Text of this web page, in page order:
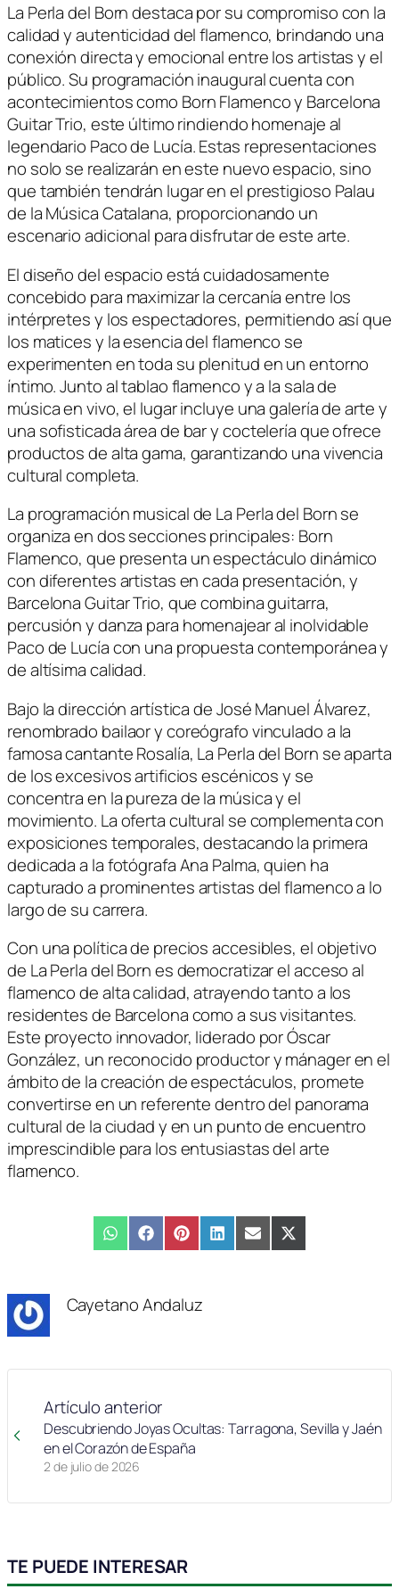
La Perla del Born destaca por su compromiso con la
calidad y autenticidad del flamenco, brindando una
conexión directa y emocional entre los artistas y el
público. Su programación inaugural cuenta con
acontecimientos como Born Flamenco y Barcelona
Guitar Trio, este último rindiendo homenaje al
legendario Paco de Lucía. Estas representaciones
no solo se realizarán en este nuevo espacio, sino
que también tendrán lugar en el prestigioso Palau
de la Música Catalana, proporcionando un
escenario adicional para disfrutar de este arte.
El diseño del espacio está cuidadosamente
concebido para maximizar la cercanía entre los
intérpretes y los espectadores, permitiendo así que
los matices y la esencia del flamenco se
experimenten en toda su plenitud en un entorno
íntimo. Junto al tablao flamenco y a la sala de
música en vivo, el lugar incluye una galería de arte y
una sofisticada área de bar y coctelería que ofrece
productos de alta gama, garantizando una vivencia
cultural completa.
La programación musical de La Perla del Born se
organiza en dos secciones principales: Born
Flamenco, que presenta un espectáculo dinámico
con diferentes artistas en cada presentación, y
Barcelona Guitar Trio, que combina guitarra,
percusión y danza para homenajear al inolvidable
Paco de Lucía con una propuesta contemporánea y
de altísima calidad.
Bajo la dirección artística de José Manuel Álvarez,
renombrado bailaor y coreógrafo vinculado a la
famosa cantante Rosalía, La Perla del Born se aparta
de los excesivos artificios escénicos y se
concentra en la pureza de la música y el
movimiento. La oferta cultural se complementa con
exposiciones temporales, destacando la primera
dedicada a la fotógrafa Ana Palma, quien ha
capturado a prominentes artistas del flamenco a lo
largo de su carrera.
Con una política de precios accesibles, el objetivo
de La Perla del Born es democratizar el acceso al
flamenco de alta calidad, atrayendo tanto a los
residentes de Barcelona como a sus visitantes.
Este proyecto innovador, liderado por Óscar
González, un reconocido productor y mánager en el
ámbito de la creación de espectáculos, promete
convertirse en un referente dentro del panorama
cultural de la ciudad y en un punto de encuentro
imprescindible para los entusiastas del arte
flamenco.
Compartir
en
WhatsAppCompartir
en
FacebookCompartir
en
PinterestCompartir
en
LinkedInCompartir
en
EmailCompartir
en
X
(Twitter)
Cayetano Andaluz
Artículo anterior
2 de julio de 2026
Descubriendo Joyas Ocultas: Tarragona, Sevilla y Jaén
en el Corazón de España
TE PUEDE INTERESAR